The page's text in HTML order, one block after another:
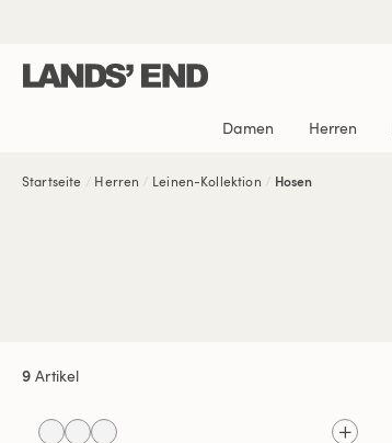
Inhalt
Navigation
Suche
Damen Herren
Startseite Herren Leinen-Kollektion Hosen
9 Artikel